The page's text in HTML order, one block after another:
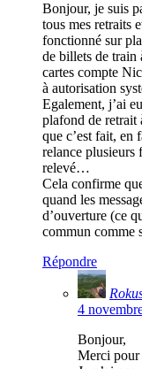
Bonjour, je suis
tous mes retraits
fonctionné sur
de billets de train
cartes compte
à autorisation
Egalement, j’ai
plafond de retrait
que c’est fait, en
relance plusieurs
relevé…
Cela confirme
quand les
d’ouverture (ce
commun
Répondre
4
Bonjour,
Merci pour